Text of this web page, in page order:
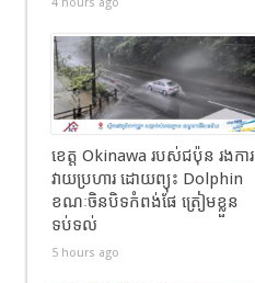
ខេត្ត Okinawa របស់ជប៉ុន រងការ
វាយប្រហារ ដោយព្យុះ Dolphin
ខណៈចិនបិទកំពង់ផែ ត្រៀមខ្លួន
ទប់ទល់
5 hours ago